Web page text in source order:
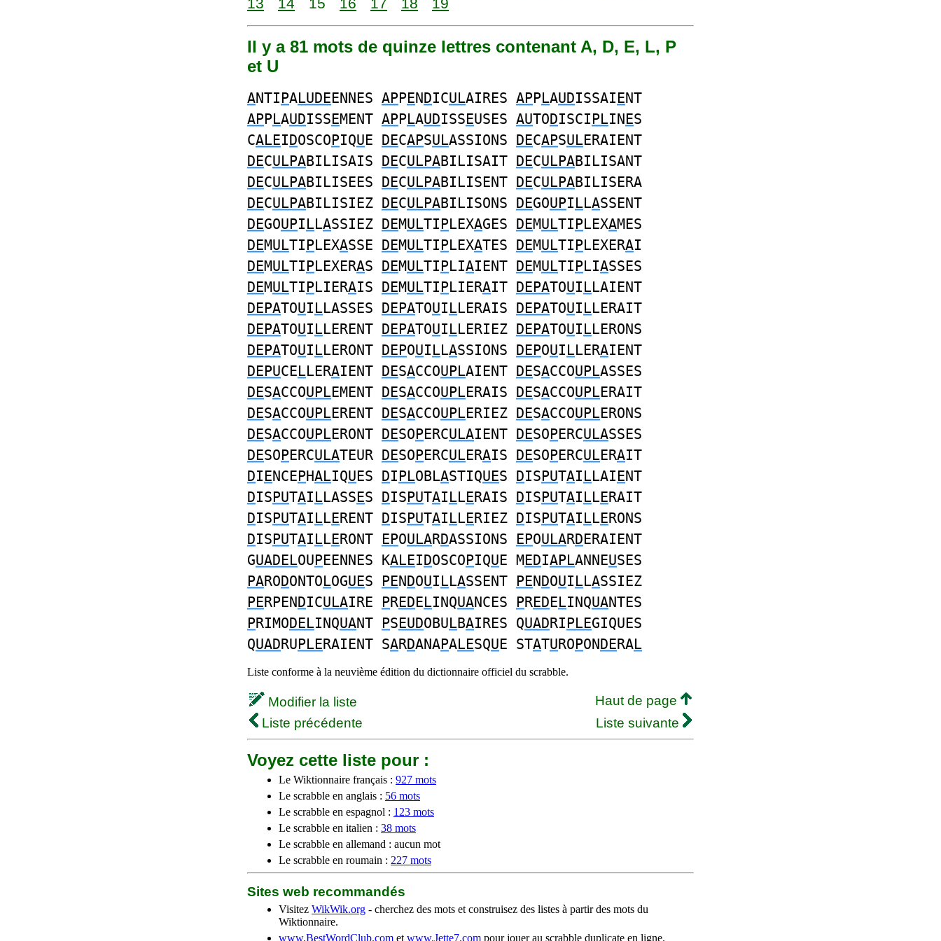
Il y a 81 mots de quinze lettres contenant A, D, E, L, P
et U
ANTIPALUDEENNES APPENDICULAIRES APPLAUDISSAIENT
APPLAUDISSEMENT APPLAUDISSEUSES AUTODISCIPLINES
CALEIDOSCOPIQUE DECAPSULASSIONS DECAPSULERAIENT
DECULPABILISAIS DECULPABILISAIT DECULPABILISANT
DECULPABILISEES DECULPABILISENT DECULPABILISERA
DECULPABILISIEZ DECULPABILISONS DEGOUPILLASSENT
DEGOUPILLASSIEZ DEMULTIPLEXAGES DEMULTIPLEXAMES
DEMULTIPLEXASSE DEMULTIPLEXATES DEMULTIPLEXERAI
DEMULTIPLEXERAS DEMULTIPLIAIENT DEMULTIPLIASSES
DEMULTIPLIERAIS DEMULTIPLIERAIT DEPATOUILLAIENT
DEPATOUILLASSES DEPATOUILLERAIS DEPATOUILLERAIT
DEPATOUILLERENT DEPATOUILLERIEZ DEPATOUILLERONS
DEPATOUILLERONT DEPOUILLASSIONS DEPOUILLERAIENT
DEPUCELLERAIENT DESACCOUPLAIENT DESACCOUPLASSES
DESACCOUPLEMENT DESACCOUPLERAIS DESACCOUPLERAIT
DESACCOUPLERENT DESACCOUPLERIEZ DESACCOUPLERONS
DESACCOUPLERONT DESOPERCULAIENT DESOPERCULASSES
DESOPERCULATEUR DESOPERCULERAIS DESOPERCULERAIT
DIENCEPHALIQUES DIPLOBLASTIQUES DISPUTAILLAIENT
DISPUTAILLASSES DISPUTAILLERAIS DISPUTAILLERAIT
DISPUTAILLERENT DISPUTAILLERIEZ DISPUTAILLERONS
DISPUTAILLERONT EPOULARDASSIONS EPOULARDERAIENT
GUADELOUPEENNES KALEIDOSCOPIQUE MEDIAPLANNEUSES
PARODONTOLOGUES PENDOUILLASSENT PENDOUILLASSIEZ
PERPENDICULAIRE PREDELINQUANCES PREDELINQUANTES
PRIMODELINQUANT PSEUDOBULBAIRES QUADRIPLEGIQUES
QUADRUPLERAIENT SARDANAPALESQUE STATUROPONDERAL
Liste conforme à la neuvième édition du dictionnaire officiel du scrabble.
Modifier la liste
Haut de page
Liste précédente
Liste suivante
Voyez cette liste pour :
Le Wiktionnaire français : 927 mots
Le scrabble en anglais : 56 mots
Le scrabble en espagnol : 123 mots
Le scrabble en italien : 38 mots
Le scrabble en allemand : aucun mot
Le scrabble en roumain : 227 mots
Sites web recommandés
Visitez WikWik.org - cherchez des mots et construisez des listes à partir des mots du
Wiktionnaire.
www.BestWordClub.com et www.Jette7.com pour jouer au scrabble duplicate en ligne.